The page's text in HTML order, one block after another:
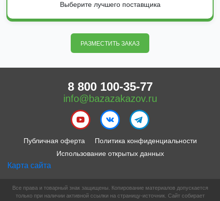
Выберите лучшего поставщика
РАЗМЕСТИТЬ ЗАКАЗ
Публичная оферта
Политика конфиденциальности
Использование открытых данных
Карта сайта
8 800 100-35-77
info@bazazakazov.ru
Все права и товарный знак защищены. Копирование материалов допускается
только при наличии активной ссылки на страницу-источник. Сайт собирает